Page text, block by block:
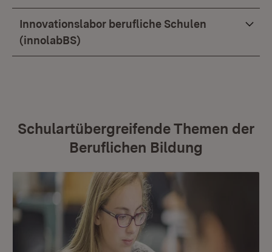
Innovationslabor berufliche Schulen
(innolabBS)
Schulartübergreifende Themen der
Beruflichen Bildung